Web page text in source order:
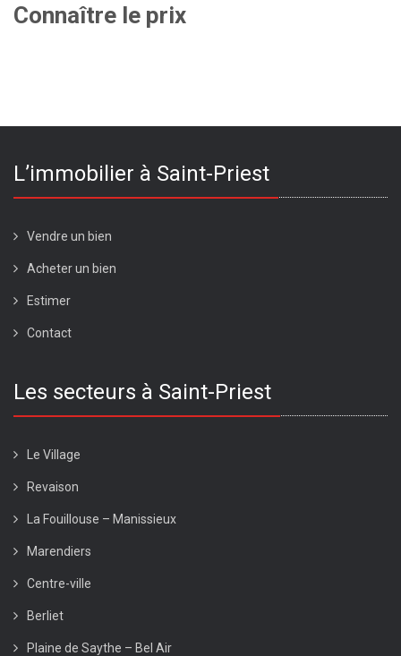
Connaître le prix
L’immobilier à Saint-Priest
Vendre un bien
Acheter un bien
Estimer
Contact
Les secteurs à Saint-Priest
Le Village
Revaison
La Fouillouse – Manissieux
Marendiers
Centre-ville
Berliet
Plaine de Saythe – Bel Air